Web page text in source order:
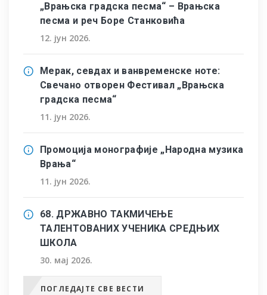
„Врањска градска песма“ – Врањска
песма и реч Боре Станковића
12. јун 2026.
Мерак, севдах и ванвременске ноте:
Свечано отворен Фестивал „Врањска
градска песма“
11. јун 2026.
Промоција монографије „Народна музика
Врања“
11. јун 2026.
68. ДРЖАВНО ТАКМИЧЕЊЕ
ТАЛЕНТОВАНИХ УЧЕНИКА СРЕДЊИХ
ШКОЛА
30. мај 2026.
ПОГЛЕДАЈТЕ СВЕ ВЕСТИ